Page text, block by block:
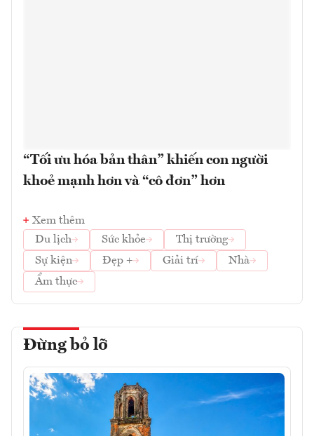
“Tối ưu hóa bản thân” khiến con người
khoẻ mạnh hơn và “cô đơn” hơn
Xem thêm
Du lịch
Sức khỏe
Thị trường
Sự kiện
Đẹp + Giải trí
Nhà
Ẩm thực
Đừng bỏ lỡ